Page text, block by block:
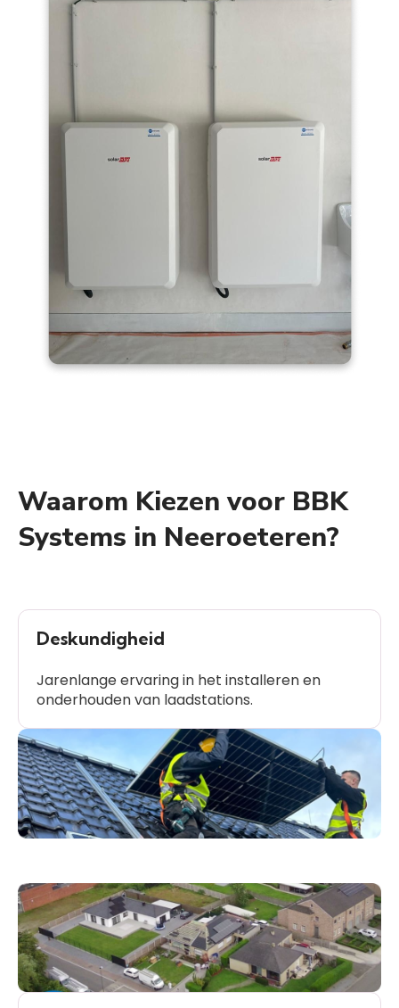
Waarom Kiezen voor BBK
Systems in Neeroeteren?
Deskundigheid
Jarenlange ervaring in het installeren en
onderhouden van laadstations.